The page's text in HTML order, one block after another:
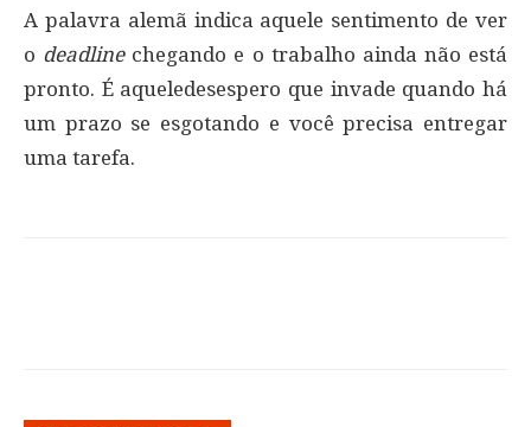
A palavra alemã indica aquele sentimento de ver
o deadlinechegando e o trabalho ainda não está
pronto. É aqueledesespero que invade quando há
um prazo se esgotando e você precisa entregar
uma tarefa.